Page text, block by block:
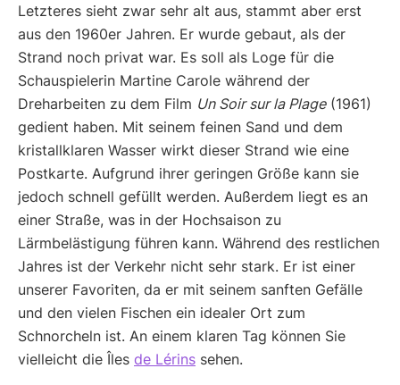
Letzteres sieht zwar sehr alt aus, stammt aber erst
aus den 1960er Jahren. Er wurde gebaut, als der
Strand noch privat war. Es soll als Loge für die
Schauspielerin Martine Carole während der
Dreharbeiten zu dem Film Un Soir sur la Plage(1961)
gedient haben. Mit seinem feinen Sand und dem
kristallklaren Wasser wirkt dieser Strand wie eine
Postkarte. Aufgrund ihrer geringen Größe kann sie
jedoch schnell gefüllt werden. Außerdem liegt es an
einer Straße, was in der Hochsaison zu
Lärmbelästigung führen kann. Während des restlichen
Jahres ist der Verkehr nicht sehr stark. Er ist einer
unserer Favoriten, da er mit seinem sanften Gefälle
und den vielen Fischen ein idealer Ort zum
Schnorcheln ist. An einem klaren Tag können Sie
vielleicht die Îles de Lérins sehen.